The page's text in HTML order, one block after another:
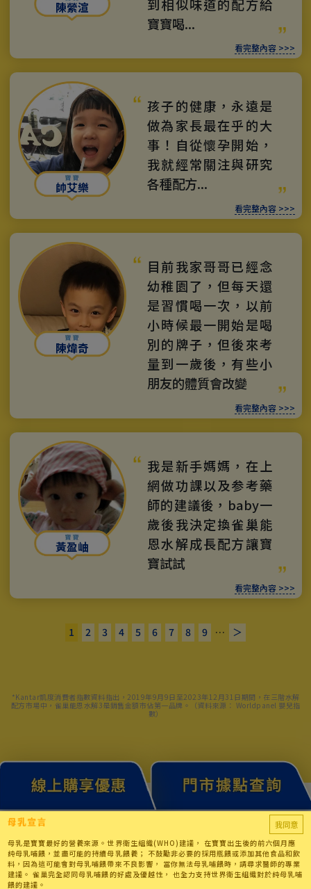
陳縈渲
到相似味道的配方給
寶寶喝...
看完整內容 >>>
帥艾樂
孩子的健康，永遠是
做為家長最在乎的大
事！自從懷孕開始，
我就經常關注與研究
各種配方...
看完整內容 >>>
陳煒奇
目前我家哥哥已經念
幼稚園了，但每天還
是習慣喝一次，以前
小時候最一開始是喝
別的牌子，但後來考
量到一歲後，有些小
朋友的體質會改變
看完整內容 >>>
黃盈岫
我是新手媽媽，在上
網做功課以及参考藥
師的建議後，baby一
歲後我決定換雀巢能
恩水解成長配方讓寶
寶試試
看完整內容 >>>
1 2 3 4 5 6 7 8 9 … ＞
*Kantar凱度消費者指數資料指出，2019年9月9日至2023年12月31日期間，在三階水解
配方市場中，雀巢能恩水解3是銷售金額市佔第一品牌。（資料來源： Worldpanel 嬰兒指
數）
母乳是寶寶最好的營養來源。世界衛生組織(WHO)建議， 在寶寶出生後的前六個月應
純母乳哺餵，並盡可能的持續母乳餵養； 不鼓勵非必要的採用瓶餵或添加其他食品和飲
料，因為這可能會對母乳哺餵帶來不良影響， 當你無法母乳哺餵時，請尋求醫師的專業
建議。 雀巢完全認同母乳哺餵的好處及優越性， 也全力支持世界衛生組織對於純母乳哺
餵的建議。
我同意